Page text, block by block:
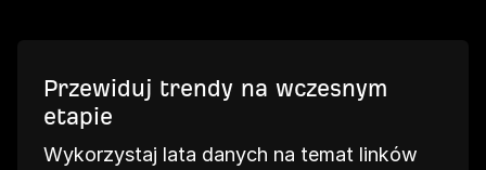
Przewiduj trendy na wczesnym
etapie
Wykorzystaj lata danych na temat linków